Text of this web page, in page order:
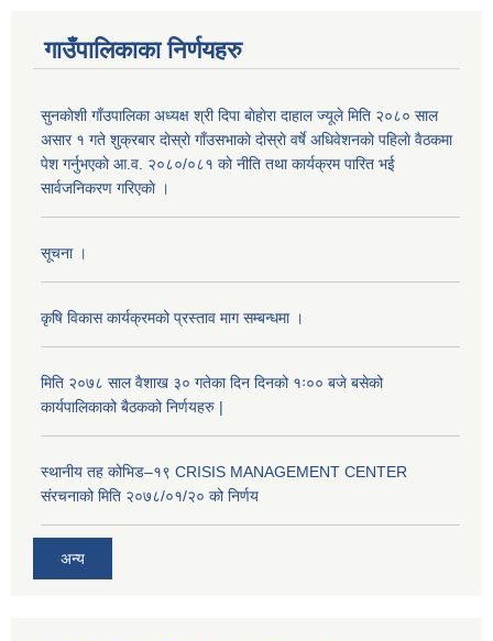
गाउँपालिकाका निर्णयहरु
सुनकाेशी गाँउपालिका अध्यक्ष श्री दिपा बाेहाेरा दाहाल ज्यूले मिति २०८० साल
असार १ गते शुक्रबार दाेस्राे गाँउसभाकाे दाेस्राे वर्षे अधिवेशनकाे पहिलाे वैठकमा
पेश गर्नुभएकाे आ.व. २०८०/०८१ काे नीति तथा कार्यक्रम पारित भई
सार्वजनिकरण गरिएकाे ।
सूचना ।
कृषि विकास कार्यक्रमको प्रस्ताव माग सम्बन्धमा ।
मिति २०७८ साल वैशाख ३० गतेका दिन दिनको १ः०० बजे बसेको
कार्यपालिकाको बैठकको निर्णयहरु |
स्थानीय तह कोभिड–१९ CRISIS MANAGEMENT CENTER
संरचनाको मिति २०७८/०१/२० को निर्णय
अन्य